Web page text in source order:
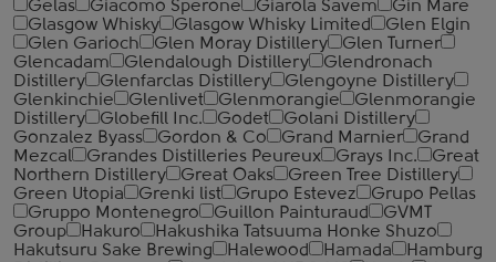
Gelas
Giacomo Sperone Giarola Savem
Gin Mare
Glasgow Whisky
Glasgow Whisky Limited
Glen Elgin
Glen Garioch
Glen Moray Distillery
Glen Turner
Glencadam
Glendalough Distillery
Glendronach
Distillery
Glenfarclas Distillery
Glengoyne Distillery
Glenkinchie
Glenlivet Glenmorangie
Glenmorangie
Distillery
Globefill Inc. Godet
Golani Distillery
Gonzalez Byass
Gordon & Co Grand Marnier
Grand
Mezcal
Grandes Distilleries Peureux Grays Inc.
Great
Northern Distillery
Great Oaks
Green Tree Distillery
Green Utopia
Grenki list Grupo Estevez
Grupo Pellas
Gruppo Montenegro
Guillon Painturaud
GVMT
Group
Hakuro
Hakushika Tatsuuma Honke Shuzo
Hakutsuru Sake Brewing
Halewood Hamada
Hamburg